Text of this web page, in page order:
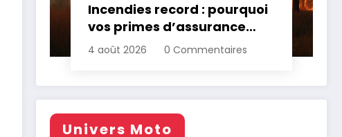
Incendies record : pourquoi
vos primes d’assurance
vont augmenter
4 août 2026 0 Commentaires
Univers Moto